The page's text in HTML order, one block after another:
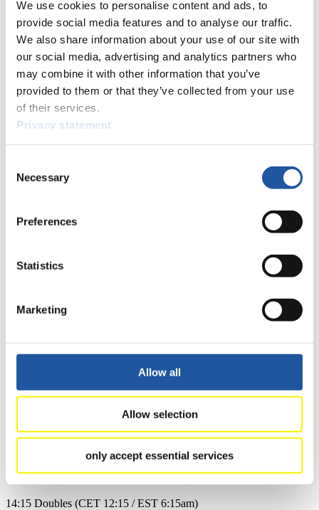
We use cookies to personalise content and ads, to
provide social media features and to analyse our traffic.
We also share information about your use of our site with
our social media, advertising and analytics partners who
may combine it with other information that you’ve
provided to them or that they’ve collected from your use
of their services.
Privacy statement
Selection
Necessary
Preferences
Statistics
Marketing
Allow all
Allow selection
only accept essential services
Ortszeit /local times Sotschi (CET / EST)
3. EBERSPÄCHER Rennrodel-Weltcup
Friday 03. December, 2021
09:00 Nationscup (CET 07:00am /EST 01:00)
14:30 Training seeded group (CET 12.30/EST 06.30am)
Eberspächer Luge World Cup
11:50 Doubles (CET 9:50am /EST 3:50am)
Eberspächer Luge World Cup
10:30 Women (CET 8:30am / EST 2:30am)
11:55 Women (CET 9:55 / EST 3:30)
BMW Sprint World Cup presented by BMW
13:30 Men (CET 11:30am / EST 5:30am)
14:15 Doubles (CET 12:15 / EST 6:15am)